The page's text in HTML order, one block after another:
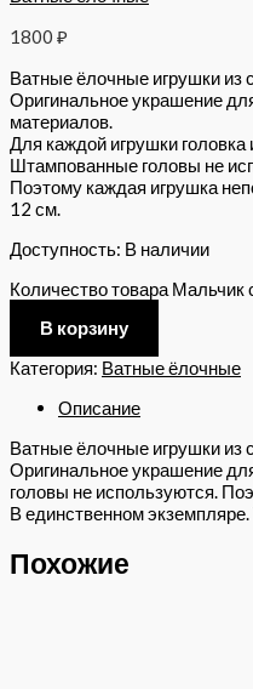
1800 ₽
Ватные ёлочные игрушки из
Оригинальное украшение
материалов.
Для каждой игрушки головка
Штампованные головы не
Поэтому каждая игрушка
12 см.
Доступность: В наличии
Количество товара Мальчик
В корзину
Категория: Ватные ёлочные
Описание
Ватные ёлочные игрушки из
Оригинальное украшение
головы не используются.
В единственном
Похожие